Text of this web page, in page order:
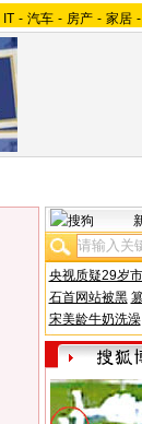
IT - 汽车 - 房产 - 家居 -
央视质疑29岁
石首网站被黑
宋美龄牛奶洗澡